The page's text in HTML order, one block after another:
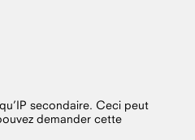
secondaire. Ceci peut
demander cette